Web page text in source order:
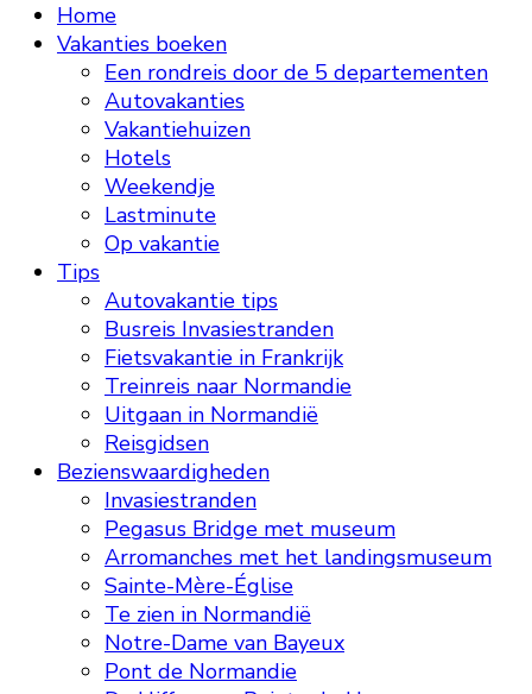
Home
Vakanties boeken
Een rondreis door de 5 departementen
Autovakanties
Vakantiehuizen
Hotels
Weekendje
Lastminute
Op vakantie
Tips
Autovakantie tips
Busreis Invasiestranden
Fietsvakantie in Frankrijk
Treinreis naar Normandie
Uitgaan in Normandië
Reisgidsen
Bezienswaardigheden
Invasiestranden
Pegasus Bridge met museum
Arromanches met het landingsmuseum
Sainte-Mère-Église
Te zien in Normandië
Notre-Dame van Bayeux
Pont de Normandie